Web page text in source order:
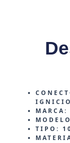
MARCA:
TIPO: